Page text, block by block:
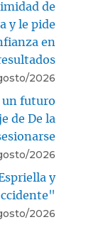
de
y le pide
en
2026
un futuro
de De la
2026
y
2026